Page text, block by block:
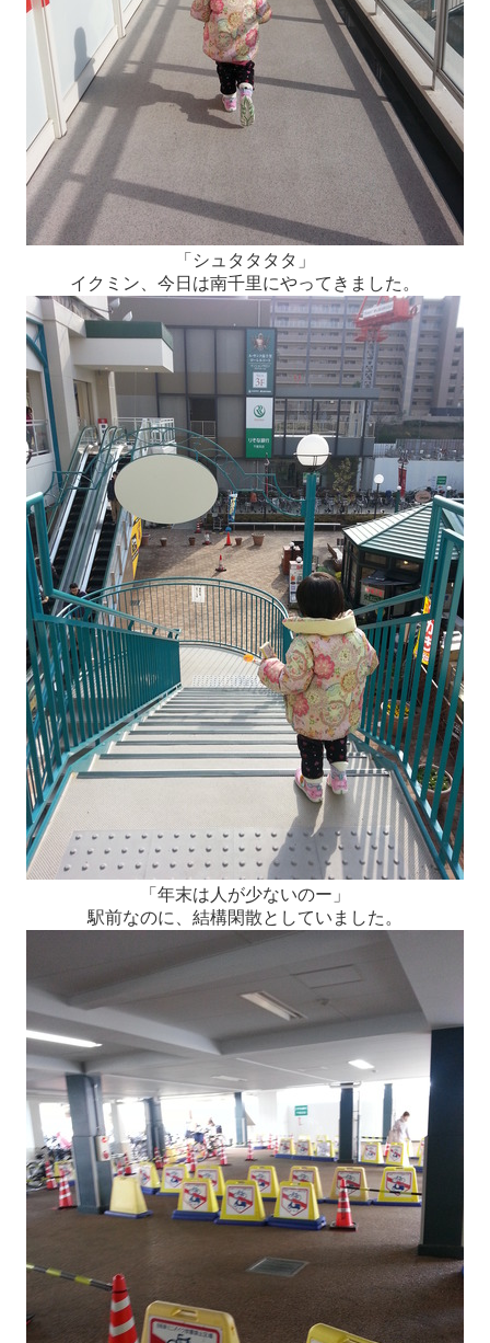
「シュタタタタ」
イクミン、今日は南千里にやってきました。
「年末は人が少ないのー」
駅前なのに、結構閑散としていました。